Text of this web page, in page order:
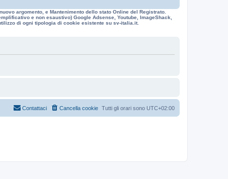
argomento, e Mantenimento dello stato Online del Registrato.
e non esaustivo) Google Adsense, Youtube, ImageShack,
di ogni tipologia di cookie esistente su sv-italia.it.
Tutti gli orari sono UTC+02:00
Cancella cookie
Contattaci